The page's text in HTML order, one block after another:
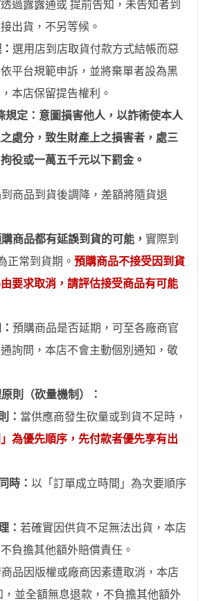
透過露露通或 提前告知，未告知者到
出貨，不另等候。
選用 店到店取貨付款方式結帳而惡
平台規範申訴，並將棄單者設為黑
本店保留提告權利 。
規定：意圖損害他人，以詐術使本人
處分，致生財產上之損害者，處三
役或一萬五千元以下罰金。
商品到貨後調降，差額將隨貨退
商品都有延誤到貨的可能， 實際到
正常到貨期。 預購商品不接受因到貨
要求取消，請評估接受商品有可能
預購商品是否延期，可至各廠商官
詢問，本店不會主動個別通知 ，敬
則（砍量機制）：
： 當供應商發生砍量或到貨不足時，
為優先順序，先付款者優先享有出
時： 以「訂單成立時間」為次要順序
： 若確實因供貨不足無法出貨，本店
負擔其他額外賠償責任。
品因版權或廠商因素遭取消，本店
並全額無息退款 ，不負擔其他額外